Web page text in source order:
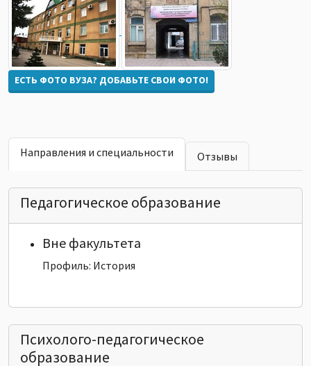
ЕСТЬ ФОТО ВУЗА? ДОБАВЬТЕ СВОИ ФОТО!
Направления и специальности Отзывы
Педагогическое образование
Вне факультета
Профиль: История
Психолого-педагогическое
образование